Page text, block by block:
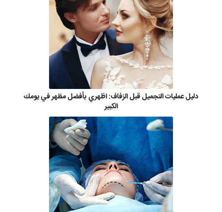
دليل عمليات التجميل قبل الزفاف: اظهري بأفضل مظهر في يومك
الكبير